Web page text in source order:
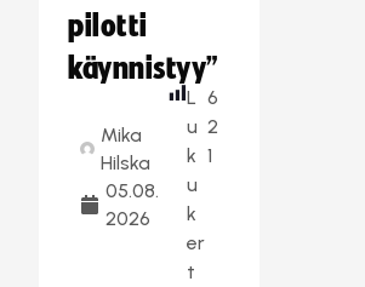
pilotti
käynnistyy”
Mika
Hilska
05.08.
2026
L
u
k
u
k
er
t
6
2
1